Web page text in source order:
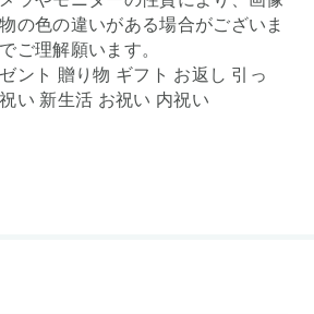
の色の違いがある場合がございま
ご理解願います。
ント 贈り物 ギフト お返し 引っ
い 新生活 お祝い 内祝い